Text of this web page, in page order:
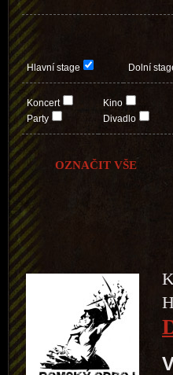
Hlavní stage Dolní
Koncert
Party
Kino
Divadlo
OZNAČIT VŠE